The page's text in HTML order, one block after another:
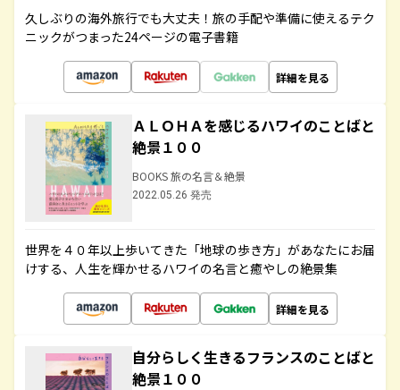
久しぶりの海外旅行でも大丈夫！旅の手配や準備に使えるテク
ニックがつまった24ページの電子書籍
詳細を見る
ＡＬＯＨＡを感じるハワイのことばと
絶景１００
BOOKS 旅の名言＆絶景
2022.05.26 発売
世界を４０年以上歩いてきた「地球の歩き方」があなたにお届
けする、人生を輝かせるハワイの名言と癒やしの絶景集
詳細を見る
自分らしく生きるフランスのことばと
絶景１００